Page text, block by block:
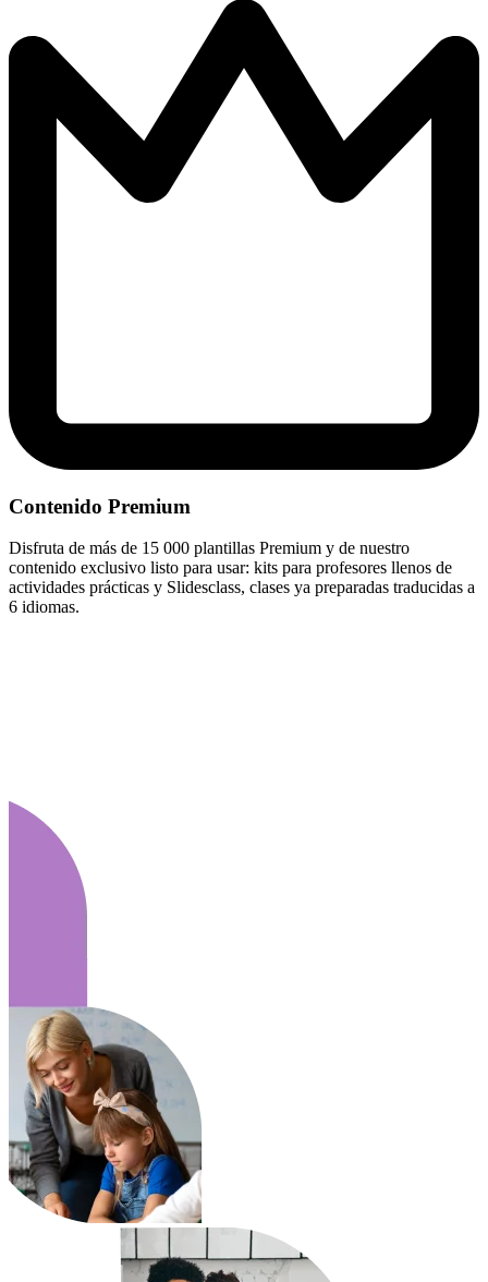
Contenido Premium
Disfruta de más de 15 000 plantillas Premium y de nuestro
contenido exclusivo listo para usar: kits para profesores llenos de
actividades prácticas y Slidesclass, clases ya preparadas traducidas a
6 idiomas.